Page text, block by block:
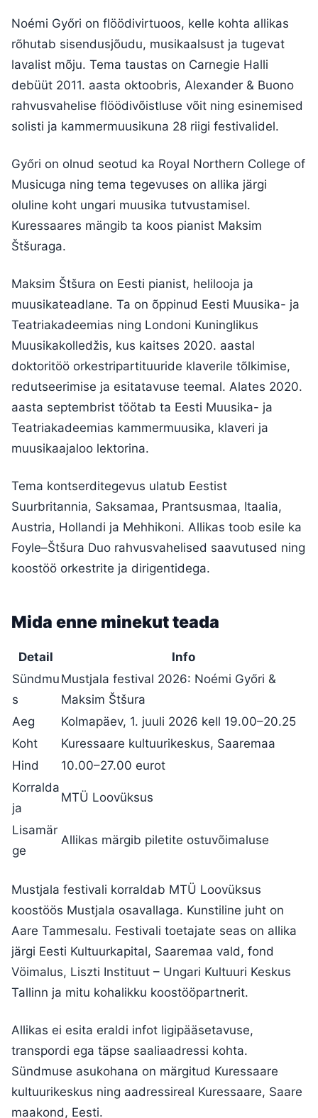
Noémi Győri on flöödivirtuoos, kelle kohta allikas
rõhutab sisendusjõudu, musikaalsust ja tugevat
lavalist mõju. Tema taustas on Carnegie Halli
debüüt 2011. aasta oktoobris, Alexander & Buono
rahvusvahelise flöödivõistluse võit ning esinemised
solisti ja kammermuusikuna 28 riigi festivalidel.
Győri on olnud seotud ka Royal Northern College of
Musicuga ning tema tegevuses on allika järgi
oluline koht ungari muusika tutvustamisel.
Kuressaares mängib ta koos pianist Maksim
Štšuraga.
Maksim Štšura on Eesti pianist, helilooja ja
muusikateadlane. Ta on õppinud Eesti Muusika- ja
Teatriakadeemias ning Londoni Kuninglikus
Muusikakolledžis, kus kaitses 2020. aastal
doktoritöö orkestripartituuride klaverile tõlkimise,
redutseerimise ja esitatavuse teemal. Alates 2020.
aasta septembrist töötab ta Eesti Muusika- ja
Teatriakadeemias kammermuusika, klaveri ja
muusikaajaloo lektorina.
Tema kontserditegevus ulatub Eestist
Suurbritannia, Saksamaa, Prantsusmaa, Itaalia,
Austria, Hollandi ja Mehhikoni. Allikas toob esile ka
Foyle–Štšura Duo rahvusvahelised saavutused ning
koostöö orkestrite ja dirigentidega.
Mida enne minekut teada
Detail
Info
Sündmu
s
Mustjala festival 2026: Noémi Győri &
Maksim Štšura
Aeg
Kolmapäev, 1. juuli 2026 kell 19.00–20.25
Koht
Kuressaare kultuurikeskus, Saaremaa
Hind
10.00–27.00 eurot
Korralda
ja
MTÜ Loovüksus
Lisamär
ge
Allikas märgib piletite ostuvõimaluse
Mustjala festivali korraldab MTÜ Loovüksus
koostöös Mustjala osavallaga. Kunstiline juht on
Aare Tammesalu. Festivali toetajate seas on allika
järgi Eesti Kultuurkapital, Saaremaa vald, fond
Vöimalus, Liszti Instituut – Ungari Kultuuri Keskus
Tallinn ja mitu kohalikku koostööpartnerit.
Allikas ei esita eraldi infot ligipääsetavuse,
transpordi ega täpse saaliaadressi kohta.
Sündmuse asukohana on märgitud Kuressaare
kultuurikeskus ning aadressireal Kuressaare, Saare
maakond, Eesti.